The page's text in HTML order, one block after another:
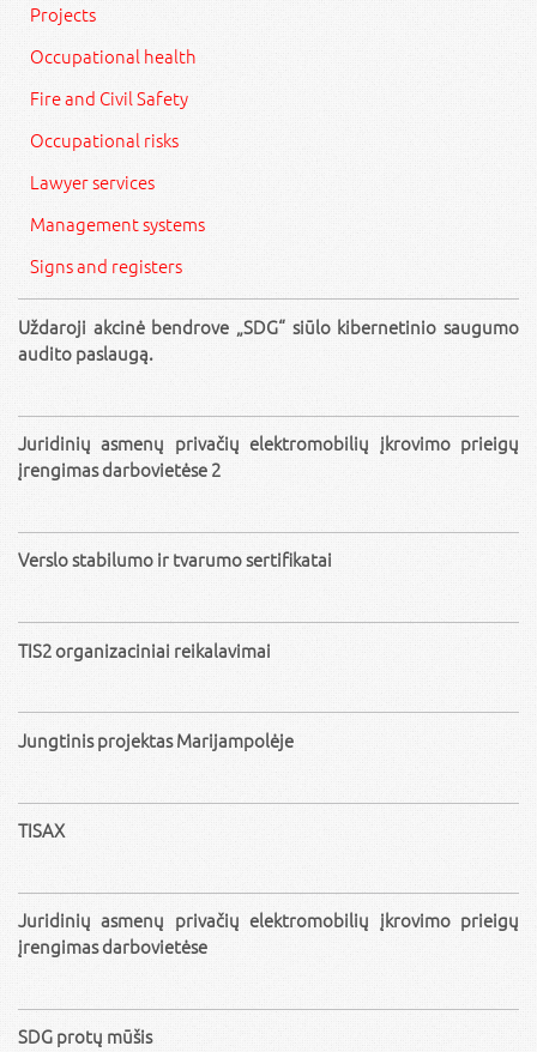
Projects
Occupational health
Fire and Civil Safety
Occupational risks
Lawyer services
Management systems
Signs and registers
Uždaroji akcinė bendrove „SDG“ siūlo kibernetinio saugumo
audito paslaugą.
Juridinių asmenų privačių elektromobilių įkrovimo prieigų
įrengimas darbovietėse 2
Verslo stabilumo ir tvarumo sertifikatai
TIS2 organizaciniai reikalavimai
Jungtinis projektas Marijampolėje
TISAX
Juridinių asmenų privačių elektromobilių įkrovimo prieigų
įrengimas darbovietėse
SDG protų mūšis